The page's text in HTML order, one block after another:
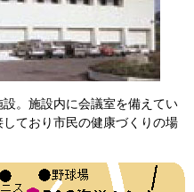
。施設内に会議室を備えてい
ており市民の健康づくりの場